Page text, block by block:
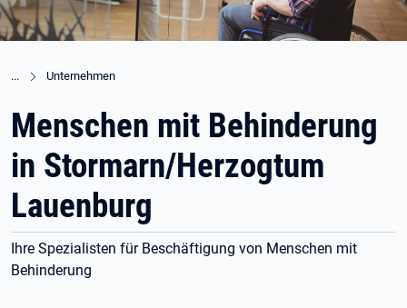
Unternehmen
Menschen mit Behinderung
in Stormarn/Herzogtum
Lauenburg
Ihre Spezialisten für Beschäftigung von Menschen mit
Behinderung